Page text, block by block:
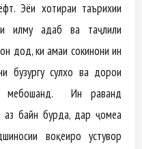
Эҳёи хотираи таърихии
илму адаб ва таҷлили
дод, ки ҳамаи сокинони ин
бузургу сулҳхоҳ ва дорои
мебошанд. Ин раванд
аз байн бурда, дар ҷомеа
воқеиро устувор